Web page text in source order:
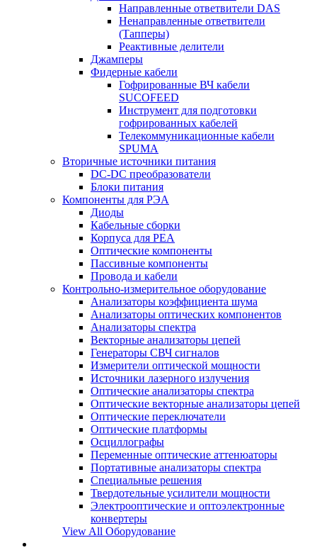
Направленные ответвители DAS
Ненаправленные ответвители
(Тапперы)
Реактивные делители
Джамперы
Фидерные кабели
Гофрированные ВЧ кабели
SUCOFEED
Инструмент для подготовки
гофрированных кабелей
Телекоммуникационные кабели
SPUMA
Вторичные источники питания
DC-DC преобразователи
Блоки питания
Компоненты для РЭА
Диоды
Кабельные сборки
Корпуса для РЕА
Оптические компоненты
Пассивные компоненты
Провода и кабели
Контрольно-измерительное оборудование
Анализаторы коэффициента шума
Анализаторы оптических компонентов
Анализаторы спектра
Векторные анализаторы цепей
Генераторы СВЧ сигналов
Измерители оптической мощности
Источники лазерного излучения
Оптические анализаторы спектра
Оптические векторные анализаторы цепей
Оптические переключатели
Оптические платформы
Осциллографы
Переменные оптические аттенюаторы
Портативные анализаторы спектра
Специальные решения
Твердотельные усилители мощности
Электрооптические и оптоэлектронные
конвертеры
View All Оборудование